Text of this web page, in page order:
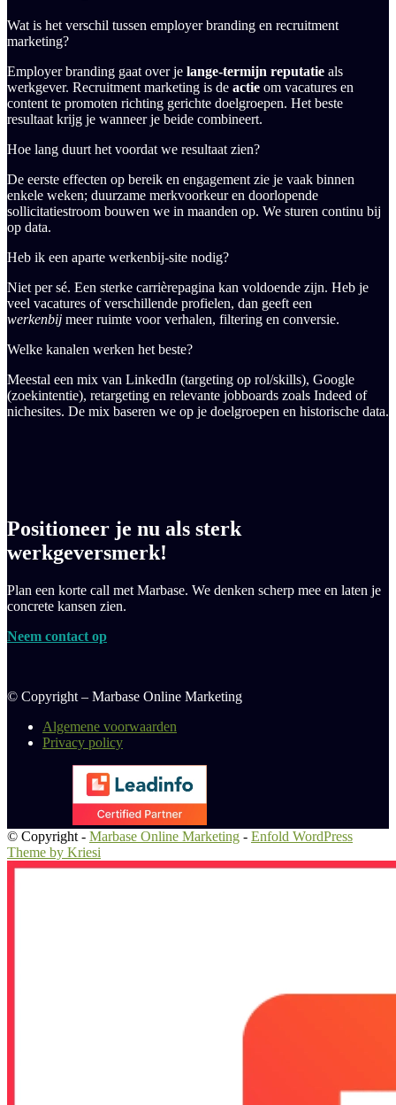
Wat is het verschil tussen employer branding en recruitment
marketing?
Employer branding gaat over je lange-termijn reputatie als
werkgever. Recruitment marketing is de actie om vacatures en
content te promoten richting gerichte doelgroepen. Het beste
resultaat krijg je wanneer je beide combineert.
Hoe lang duurt het voordat we resultaat zien?
De eerste effecten op bereik en engagement zie je vaak binnen
enkele weken; duurzame merkvoorkeur en doorlopende
sollicitatiestroom bouwen we in maanden op. We sturen continu bij
op data.
Heb ik een aparte werkenbij-site nodig?
Niet per sé. Een sterke carrièrepagina kan voldoende zijn. Heb je
veel vacatures of verschillende profielen, dan geeft een
werkenbij meer ruimte voor verhalen, filtering en conversie.
Welke kanalen werken het beste?
Meestal een mix van LinkedIn (targeting op rol/skills), Google
(zoekintentie), retargeting en relevante jobboards zoals Indeed of
nichesites. De mix baseren we op je doelgroepen en historische data.
Positioneer je nu als sterk
werkgeversmerk!
Plan een korte call met Marbase. We denken scherp mee en laten je
concrete kansen zien.
Neem contact op
© Copyright – Marbase Online Marketing
Algemene voorwaarden
Privacy policy
© Copyright - Marbase Online Marketing - Enfold WordPress
Theme by Kriesi